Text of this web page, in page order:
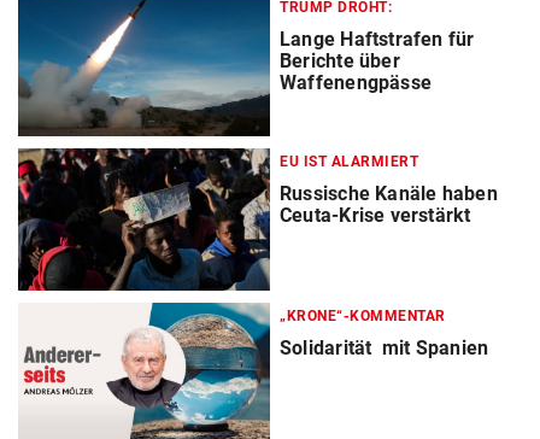
TRUMP DROHT:
Lange Haftstrafen für
Berichte über
Waffenengpässe
EU IST ALARMIERT
Russische Kanäle haben
Ceuta-Krise verstärkt
„KRONE“-KOMMENTAR
Solidarität mit Spanien